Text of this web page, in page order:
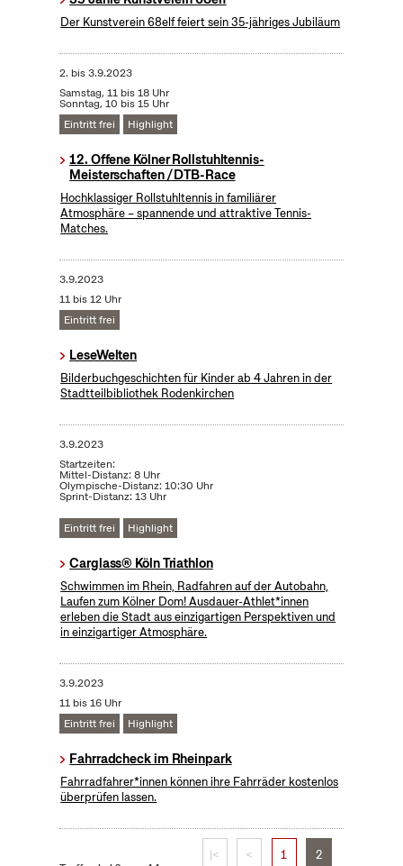
Der Kunstverein 68elf feiert sein 35-jähriges Jubiläum
2. bis3.9.2023
Samstag, 11 bis 18 Uhr
Sonntag, 10 bis 15 Uhr
Eintritt frei
Highlight
12. Offene Kölner Rollstuhltennis-
Meisterschaften / DTB-Race
Hochklassiger Rollstuhltennis in familiärer
Atmosphäre – spannende und attraktive Tennis-
Matches.
3.9.2023
11 bis 12 Uhr
Eintritt frei
LeseWelten
Bilderbuchgeschichten für Kinder ab 4 Jahren in der
Stadtteilbibliothek Rodenkirchen
3.9.2023
Startzeiten:
Mittel-Distanz: 8 Uhr
Olympische-Distanz: 10:30 Uhr
Sprint-Distanz: 13 Uhr
Eintritt frei Highlight
Carglass® Köln Triathlon
Schwimmen im Rhein, Radfahren auf der Autobahn,
Laufen zum Kölner Dom! Ausdauer-Athlet*innen
erleben die Stadt aus einzigartigen Perspektiven und
in einzigartiger Atmosphäre.
3.9.2023
11 bis 16 Uhr
Eintritt frei
Highlight
Fahrradcheck im Rheinpark
Fahrradfahrer*innen können ihre Fahrräder kostenlos
überprüfen lassen.
|< < 1 2